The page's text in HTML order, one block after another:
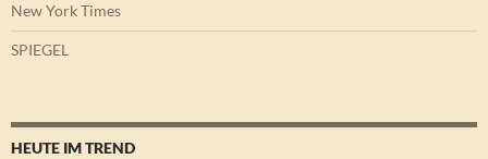
New York Times
SPIEGEL
HEUTE IM TREND